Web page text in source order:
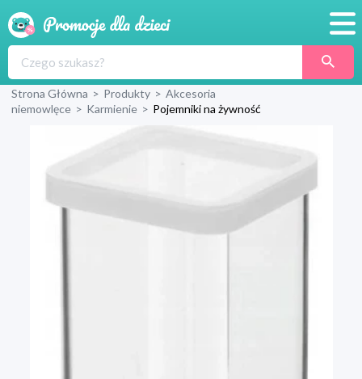
Produkty
Strona Główna > Produkty > Akcesoria
niemowlęce > Karmienie > Pojemniki na żywność